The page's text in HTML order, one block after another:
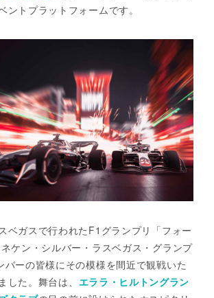
ントプラットフォームです。
ベガスで行われたF1グランプリ「フォー
ケン・シルバー・ラスベガス・グランプ
バーの皆様にその模様を間近で観戦いた
した。舞台は、 エララ・ヒルトングラン